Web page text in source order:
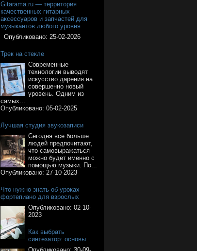
Gitarama.ru — территория
качественных гитарных
аксессуаров и запчастей для
музыкантов любого уровня
Опубликовано: 25-02-2026
Трек на стекле
Современные
технологии выводят
искусство дарения на
совершенно новый
уровень. Одним из
самых...
Опубликовано: 05-02-2025
Лучшая студия звукозаписи
Сегодня все больше
людей предпочитают,
что самовыражаться
можно будет именно с
помощью музыки. По...
Опубликовано: 27-10-2023
Что нужно знать об уроках
фортепиано для взрослых
Опубликовано: 02-10-
2023
Как выбрать
синтезатор: основы